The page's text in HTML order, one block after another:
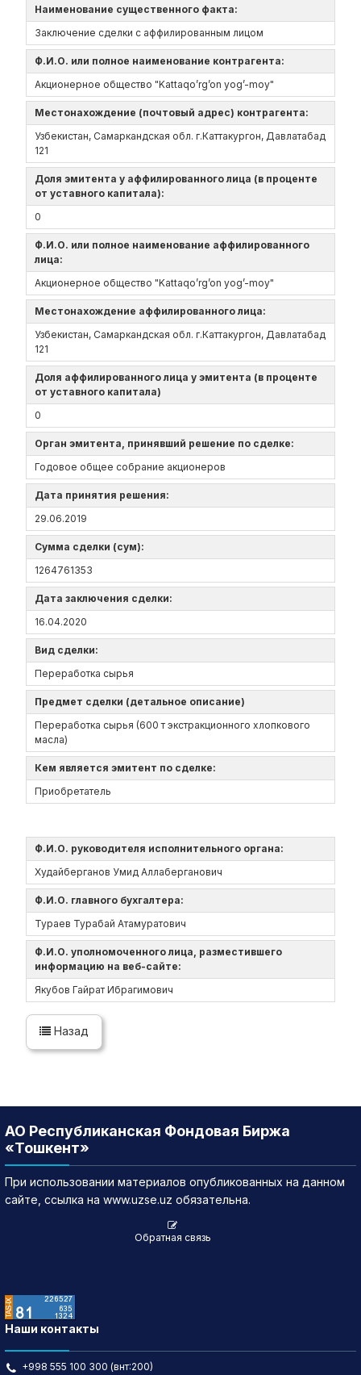
Наименование существенного факта:
Заключение сделки с аффилированным лицом
Ф.И.О. или полное наименование контрагента:
Акционерное общество "Kattaqo’rg’on yog’-moy"
Местонахождение (почтовый адрес) контрагента:
Узбекистан, Самаркандская обл.‎ г.Каттакургон, Давлатабад
121
Доля эмитента у аффилированного лица (в проценте
от уставного капитала):
0
Ф.И.О. или полное наименование аффилированного
лица:
Акционерное общество "Kattaqo’rg’on yog’-moy"
Местонахождение аффилированного лица:
Узбекистан, Самаркандская обл.‎ г.Каттакургон, Давлатабад
121
Доля аффилированного лица у эмитента (в проценте
от уставного капитала)
0
Орган эмитента, принявший решение по сделке:
Годовое общее собрание акционеров
Дата принятия решения:
29.06.2019
Сумма сделки (сум):
1264761353
Дата заключения сделки:
16.04.2020
Вид сделки:
Переработка сырья
Предмет сделки (детальное описание)
Переработка сырья (600 т экстракционного хлопкового
масла)
Кем является эмитент по сделке:
Приобретатель
Ф.И.О. руководителя исполнительного органа:
Худайберганов Умид Аллаберганович
Ф.И.О. главного бухгалтера:
Тураев Турабай Атамуратович
Ф.И.О. уполномоченного лица, разместившего
информацию на веб-сайте:
Якубов Гайрат Ибрагимович
Назад
АО Республиканская Фондовая Биржа
«Тошкент»
При использовании материалов опубликованных на данном
сайте, ссылка на www.uzse.uz обязательна.
Обратная связь
Наши контакты
+998 555 100 300 (внт:200)